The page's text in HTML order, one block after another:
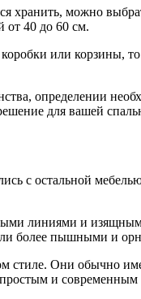
хранить, можно
от 40 до 60 см.
или корзины,
определении
для вашей
с остальной
линиями и
более пышными и
стиле. Они обычно
и